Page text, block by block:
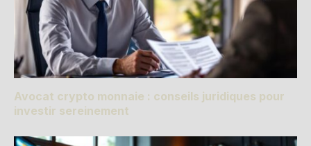
Avocat crypto monnaie : conseils juridiques pour
investir sereinement